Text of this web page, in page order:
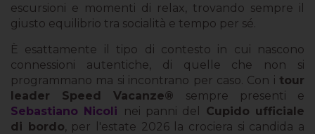
escursioni e momenti di relax, trovando sempre il
giusto equilibrio tra socialità e tempo per sé.
È esattamente il tipo di contesto in cui nascono
connessioni autentiche, di quelle che non si
programmano ma si incontrano per caso. Con i tour
leader Speed Vacanze® sempre presenti e
Sebastiano Nicoli
nei panni del Cupido ufficiale
di bordo, per l'estate 2026 la crociera si candida a